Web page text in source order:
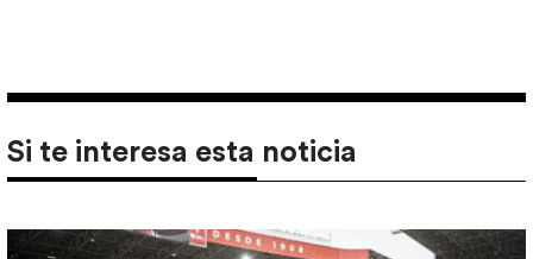
Si te interesa esta noticia